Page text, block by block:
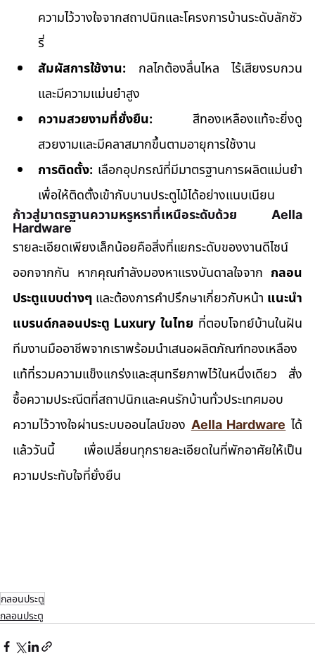
ความไว้วางใจจากสถาปนิกและโครงการบ้านระดับลักชัว
รี่
สัมผัสการใช้งาน: กลไกต้องลื่นไหล ไร้เสียงรบกวน
และมีความแม่นยำสูง
ความสวยงามที่ยั่งยืน: สีทองเหลืองแท้จะยิ่งดู
สวยงามและมีคลาสมากขึ้นตามอายุการใช้งาน
การติดตั้ง: เลือกอุปกรณ์ที่มีมาตรฐานการผลิตแม่นยำ
เพื่อให้ติดตั้งเข้ากับบานประตูไม้ได้อย่างแนบเนียน
ก้าวสู่มาตรฐานความหรูหราที่เหนือระดับด้วย Aella
Hardware
รายละเอียดเพียงเล็กน้อยคือสิ่งที่แยกระดับของงานดีไซน์
ออกจากกัน หากคุณกำลังมองหาแรงบันดาลใจจาก กลอน
ประตูแบบต่างๆ และต้องการคำปรึกษาเกี่ยวกับหน้า แนะนำ
แบรนด์กลอนประตู Luxury ในไทย ที่ตอบโจทย์บ้านในฝัน
ทีมงานมืออาชีพจากเราพร้อมนำเสนอผลิตภัณฑ์ทองเหลือง
แท้ที่รวมความแข็งแกร่งและสุนทรียภาพไว้ในหนึ่งเดียว สั่ง
ซื้อความประณีตที่สถาปนิกและคนรักบ้านทั่วประเทศมอบ
ความไว้วางใจผ่านระบบออนไลน์ของ Aella Hardware ได้
แล้ววันนี้ เพื่อเปลี่ยนทุกรายละเอียดในที่พักอาศัยให้เป็น
ความประทับใจที่ยั่งยืน
กลอนประตู
กลอนประตู